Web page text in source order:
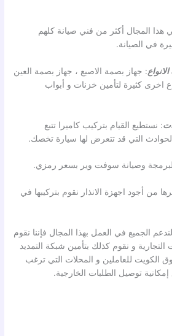
هذا المجال أكثر من فني صيانة كلهم
في الصيانة.
: جهاز بصمة الاصبع ، جهاز بصمة العين
اخرى كثيرة لتأمين خزنات و أبواب
: نستطيع القيام بتركيب كاميرا تتبع
التي قد تتعرض لها سيارة تخصك.
وصيانة سوفت وير بسعر رمزي.
من أجود اجهزة الانذار نقوم بتركيبها في
الجميع في العمل بهذا المجال فإننا نقوم
التجارية و نقوم كذلك بتأمين شبكة التمديد
للعاملين و المحلات التي ترغب
توصيل الطلبات الخارجية.